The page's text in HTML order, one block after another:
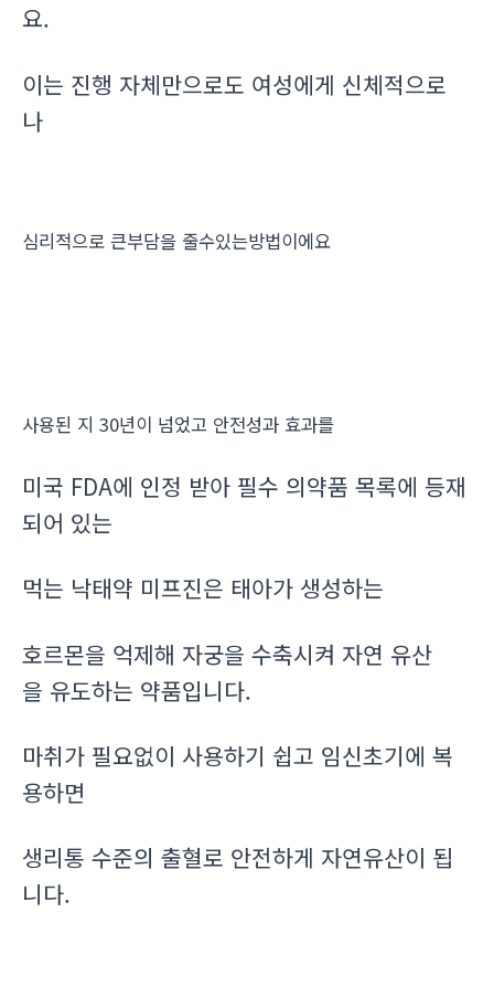
요.
이는 진행 자체만으로도 여성에게 신체적으로
나
심리적으로 큰부담을 줄수있는방법이에요
사용된 지 30년이 넘었고 안전성과 효과를
미국 FDA에 인정 받아 필수 의약품 목록에 등재
되어 있는
먹는 낙태약 미프진은 태아가 생성하는
호르몬을 억제해 자궁을 수축시켜 자연 유산
을 유도하는 약품입니다.
마취가 필요없이 사용하기 쉽고 임신초기에 복
용하면
생리통 수준의 출혈로 안전하게 자연유산이 됩
니다.